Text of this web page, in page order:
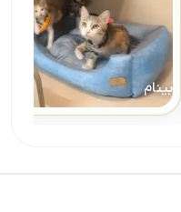
بینام